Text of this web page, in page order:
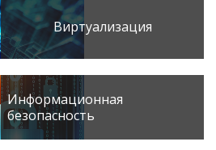
Виртуализация
Информационная
безопасность